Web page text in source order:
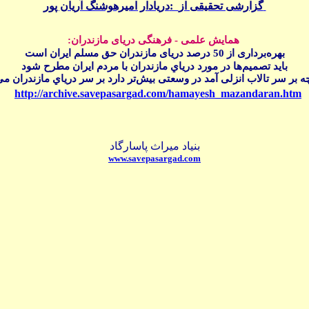
گزارشی تحقيقی از :دريادار اميرهوشنگ آريان پور
همايش علمی - فرهنگی دريای مازندران:
بهره‌برداری از 50 درصد دریا ی مازندران حق مسلم ایران است
بايد تصميم‌ها در مورد درياي مازندران با مردم ايران مطرح شود
بر سر تالاب انزلی آمد در وسعتی بيش‌تر دارد بر سر درياي مازندران
http://archive.savepasargad.com/hamayesh_mazandaran.htm
بنیاد میراث پاسارگاد
www.savepasargad.com